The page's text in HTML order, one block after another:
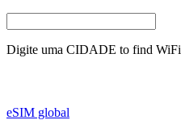
Digite uma CIDADE to find WiFi
eSIM global